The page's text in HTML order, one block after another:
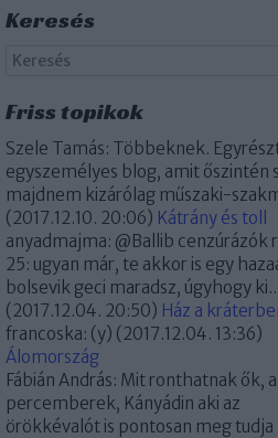
Keresés
Friss topikok
Szele Tamás: Többeknek.
egyszemélyes blog, amit őszintén
majdnem kizárólag műszaki-
(2017.12.10. 20:06) Kátrány és toll
anyadmajma: @Ballib cenzúrázók
25: ugyan már, te akkor is egy
bolsevik geci maradsz, úgyhogy
(2017.12.04. 20:50) Ház a
francoska: (y) (2017.12.04. 13:36)
Álomország
Fábián András: Mit ronthatnak ők, a
percemberek, Kányádin aki az
örökkévalót is pontosan meg tudja